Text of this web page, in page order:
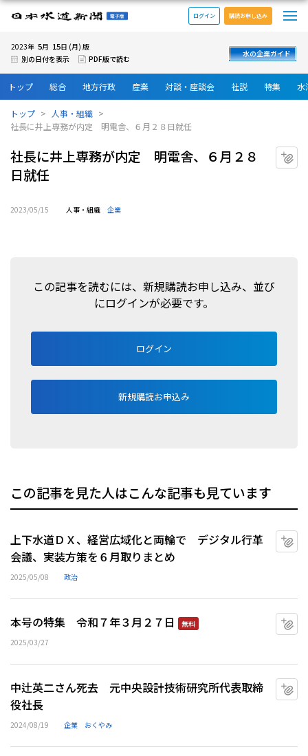
日本水道新聞 電子版
ログイン 購読お申し込み
2023年 5月 15日 (月) 版
別の日付を表示
PDF版で読む
水の企業ガイド
トップ 総合 地方行政 産業 対談・座談会 社説 特集 水
トップ
人事・組織
社長に井上専務が内定 明電舎、６月２８日就任
社長に井上専務が内定 明電舎、６月２８
日就任
2023/05/15 人事・組織 企業
この記事を読むには、新規購読お申し込み、並び
にログインが必要です。
ログイン
新規購読お申込み
この記事を見た人はこんな記事も見ています
上下水道ＤＸ、経営広域化と両輪で デジタル行革
会議、実装方策を６月取りまとめ
2025/05/08 政治
本号の特集 令和７年３月２７日
無料
2025/03/27
中辻英二さん死去 元中央設計技術研究所代表取締
役社長
2024/08/19 企業 おくやみ